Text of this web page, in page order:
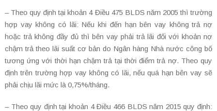
– Theo quy định tại khoản 4 Điều 475 BLDS năm 2005 thì trường
hợp vay không có lãi: Nếu khi đến hạn bên vay không trả nợ
hoặc trả không đầy đủ thì bên vay phải trả lãi đối với khoản nợ
chậm trả theo lãi suất cơ bản do Ngân hàng Nhà nước công bố
tương ứng với thời hạn chậm trả tại thời điểm trả nợ. Theo quy
định trên trường hợp vay không có lãi, nếu quá hạn bên vay sẽ
phải chịu lãi mức là 0,75%/tháng.
– Theo quy định tại khoản 4 Điều 466 BLDS năm 2015 quy định: